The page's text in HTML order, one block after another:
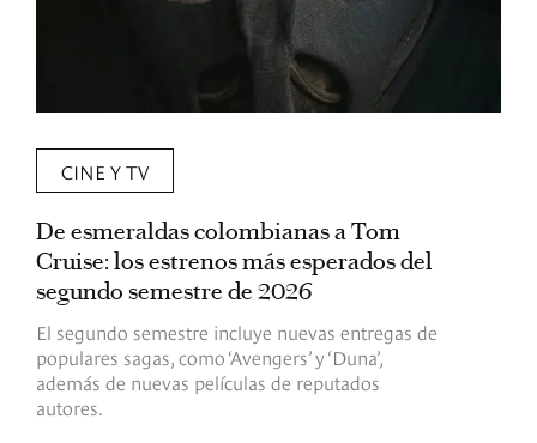
CINE Y TV
De esmeraldas colombianas a Tom
Cruise: los estrenos más esperados del
segundo semestre de 2026
El segundo semestre incluye nuevas entregas de
populares sagas, como ‘Avengers’ y ‘Duna’,
además de nuevas películas de reputados
autores.